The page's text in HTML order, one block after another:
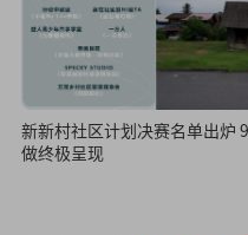
新新村社区计划决赛名单出炉 9团队明年1月
做终极呈现